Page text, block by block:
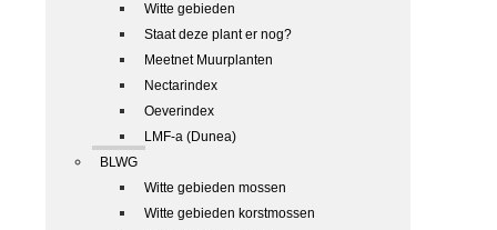
Witte gebieden
Staat deze plant er nog?
Meetnet Muurplanten
Nectarindex
Oeverindex
LMF-a (Dunea)
BLWG
Witte gebieden mossen
Witte gebieden korstmossen